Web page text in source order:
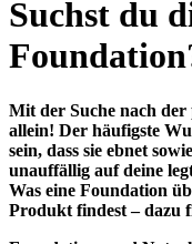
Suchst du
Mit der Suche nach
allein! Der häufigste
sein, dass sie ebnet
unauffällig auf deine
Was eine Foundation
Produkt findest – dazu